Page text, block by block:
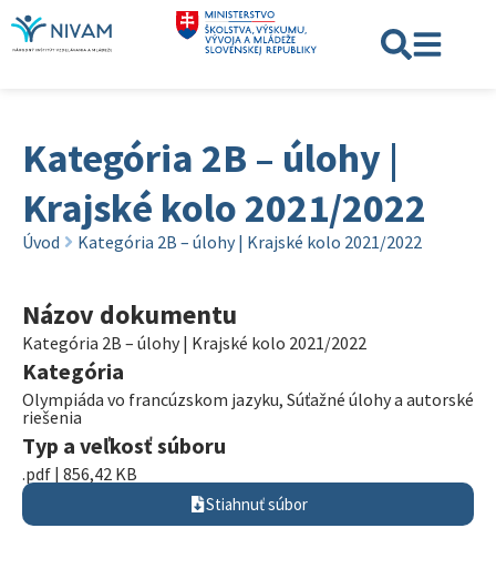
Kategória 2B – úlohy |
Krajské kolo 2021/2022
Úvod Kategória 2B – úlohy | Krajské kolo 2021/2022
Názov dokumentu
Kategória 2B – úlohy | Krajské kolo 2021/2022
Kategória
Olympiáda vo francúzskom jazyku, Súťažné úlohy a autorské
riešenia
Typ a veľkosť súboru
.pdf | 856,42 KB
Stiahnuť súbor